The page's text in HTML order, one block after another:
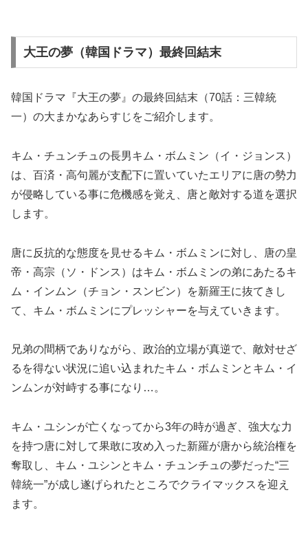
大王の夢（韓国ドラマ）最終回結末
韓国ドラマ『大王の夢』の最終回結末（70話：三韓統
一）の大まかなあらすじをご紹介します。
キム・チュンチュの長男キム・ボムミン（イ・ジョンス）
は、百済・高句麗が支配下に置いていたエリアに唐の勢力
が侵略している事に危機感を覚え、唐と敵対する道を選択
します。
唐に反抗的な態度を見せるキム・ボムミンに対し、唐の皇
帝・高宗（ソ・ドンス）はキム・ボムミンの弟にあたるキ
ム・インムン（チョン・スンビン）を新羅王に抜てきし
て、キム・ボムミンにプレッシャーを与えていきます。
兄弟の間柄でありながら、政治的立場が真逆で、敵対せざ
るを得ない状況に追い込まれたキム・ボムミンとキム・イ
ンムンが対峙する事になり…。
キム・ユシンが亡くなってから3年の時が過ぎ、強大な力
を持つ唐に対して果敢に攻め入った新羅が唐から統治権を
奪取し、キム・ユシンとキム・チュンチュの夢だった“三
韓統一”が成し遂げられたところでクライマックスを迎え
ます。